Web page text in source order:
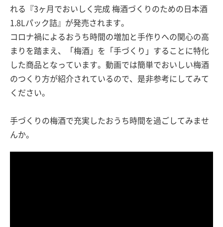
れる『3ヶ月でおいしく完成 梅酒づくりのための日本酒
1.8Lパック詰』が発売されます。
コロナ禍によるおうち時間の増加と手作りへの関心の高
まりを踏まえ、「梅酒」を「手づくり」することに特化
した商品となっています。動画では簡単でおいしい梅酒
のつくり方が紹介されているので、是非参考にしてみて
ください。
手づくりの梅酒で充実したおうち時間を過ごしてみませ
んか。